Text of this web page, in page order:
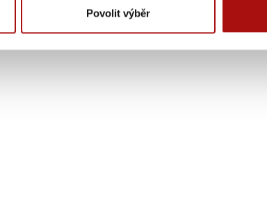
Povolit výběr